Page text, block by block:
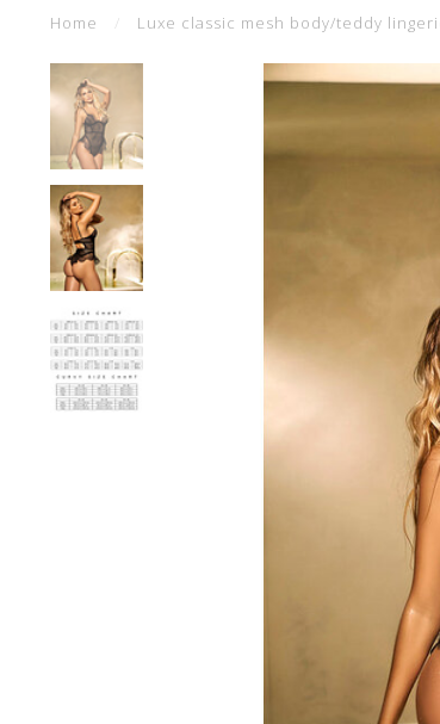
Home Luxe classic mesh body/teddy